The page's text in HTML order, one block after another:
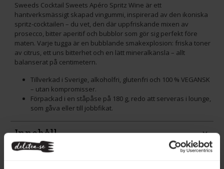
Sweeds Cocktail Sweets Apéro Spritz Wine är ett
hantverksmässigt skapad vingummi, inspirerad av den ikoniska
spritz-cocktailen – du vet, den där uppfriskande mixen av
prosecco, bitter aperitif och bubblor som gör sig perfekt före
maten. Varje tugga är en bubblande smakexplosion: friska toner
av citrus, ett uns bitterhet och en lätt mineralkänsla – allt
balanserat på centimetern.
Tillverkad i Sverige, alkoholfri, glutenfri och 100 % VEGANSK
– utan kompromisser.
Förpackad i en ståpåse på 180 g, redo att serveras i lounge,
som gåva eller till jobbfikat.
Innehåll
Betyg